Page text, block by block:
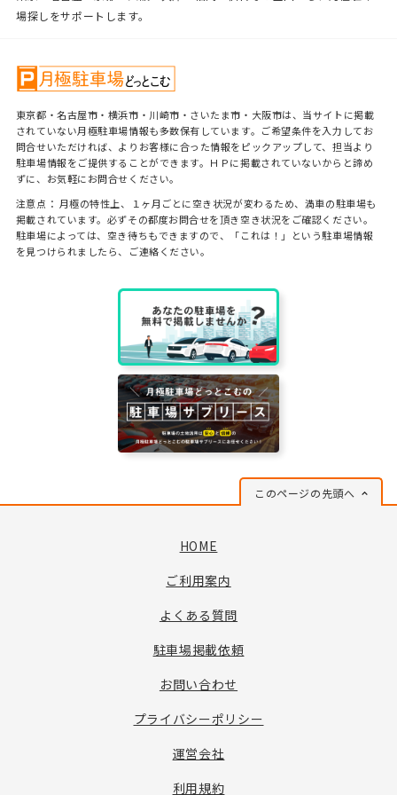
場探しをサポートします。
東京都・名古屋市・横浜市・川崎市・さいたま市・大阪市は、当サイトに掲載
されていない月極駐車場情報も多数保有しています。ご希望条件を入力してお
問合せいただければ、よりお客様に合った情報をピックアップして、担当より
駐車場情報をご提供することができます。ＨＰに掲載されていないからと諦め
ずに、お気軽にお問合せください。
注意点： 月極の特性上、１ヶ月ごとに空き状況が変わるため、満車の駐車場も
掲載されています。必ずその都度お問合せを頂き空き状況をご確認ください。
駐車場によっては、空き待ちもできますので、「これは！」という駐車場情報
を見つけられましたら、ご連絡ください。
このページの先頭へ
HOME
ご利用案内
よくある質問
駐車場掲載依頼
お問い合わせ
プライバシーポリシー
運営会社
利用規約